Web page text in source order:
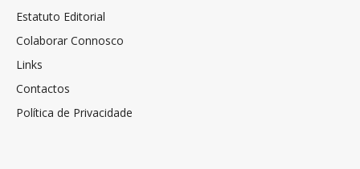
Estatuto Editorial
Colaborar Connosco
Links
Contactos
Política de Privacidade